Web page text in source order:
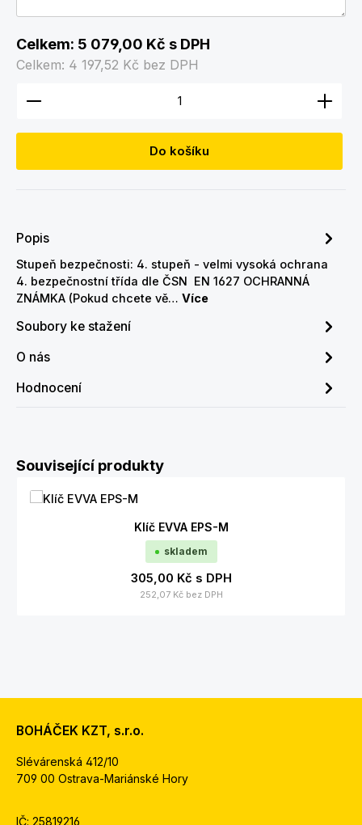
Celkem: 5 079,00 Kč s DPH
Celkem: 4 197,52 Kč bez DPH
Množství produktu: Zadejte požadované
Do košíku
Popis
Stupeň bezpečnosti: 4. stupeň - velmi vysoká ochrana
4. bezpečnostní třída dle ČSN EN 1627 OCHRANNÁ
ZNÁMKA (Pokud chcete vě… Více
Soubory ke stažení
O nás
Hodnocení
Přeskočit galerii produktů
Související produkty
Klíč EVVA EPS-M
skladem
305,00 Kč s DPH
252,07 Kč bez DPH
BOHÁČEK KZT, s.r.o.
Slévárenská 412/10
709 00 Ostrava-Mariánské Hory
IČ: 25819216